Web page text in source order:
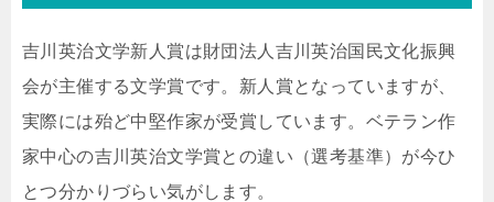
吉川英治文学新人賞は財団法人吉川英治国民文化振興
会が主催する文学賞です。新人賞となっていますが、
実際には殆ど中堅作家が受賞しています。ベテラン作
家中心の吉川英治文学賞との違い（選考基準）が今ひ
とつ分かりづらい気がします。